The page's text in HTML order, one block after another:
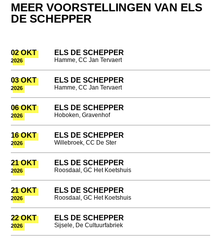
MEER VOORSTELLINGEN VAN ELS
DE SCHEPPER
02 OKT
2026
ELS DE SCHEPPER
Hamme, CC Jan Tervaert
03 OKT
2026
ELS DE SCHEPPER
Hamme, CC Jan Tervaert
06 OKT
2026
ELS DE SCHEPPER
Hoboken, Gravenhof
16 OKT
2026
ELS DE SCHEPPER
Willebroek, CC De Ster
21 OKT
2026
ELS DE SCHEPPER
Roosdaal, GC Het Koetshuis
21 OKT
2026
ELS DE SCHEPPER
Roosdaal, GC Het Koetshuis
22 OKT
2026
ELS DE SCHEPPER
Sijsele, De Cultuurfabriek